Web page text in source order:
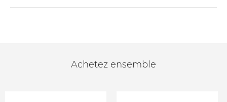
Achetez ensemble